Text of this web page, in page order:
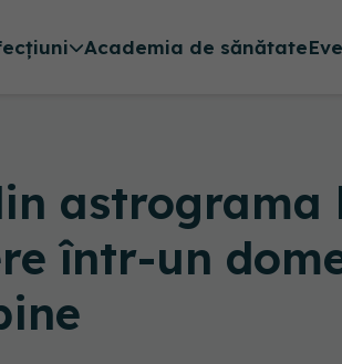
Academia de sănătate
astrograma
într-un